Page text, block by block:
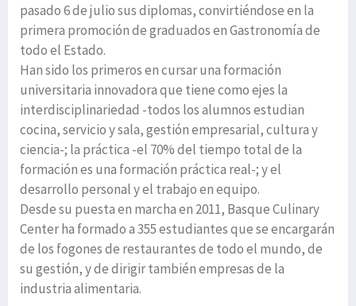
pasado 6 de julio sus diplomas, convirtiéndose en la
primera promoción de graduados en Gastronomía de
todo el Estado.
Han sido los primeros en cursar una formación
universitaria innovadora que tiene como ejes la
interdisciplinariedad -todos los alumnos estudian
cocina, servicio y sala, gestión empresarial, cultura y
ciencia-; la práctica -el 70% del tiempo total de la
formación es una formación práctica real-; y el
desarrollo personal y el trabajo en equipo.
Desde su puesta en marcha en 2011, Basque Culinary
Center ha formado a 355 estudiantes que se encargarán
de los fogones de restaurantes de todo el mundo, de
su gestión, y de dirigir también empresas de la
industria alimentaria.